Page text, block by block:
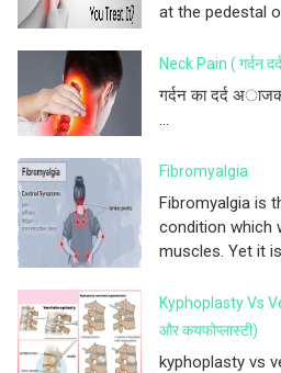
at the pedestal
Neck Pain ( गर्दन
गर्दन का दर्द
...
Fibromyalgia
Fibromyalgia is
condition which
muscles. Yet it
Kyphoplasty Vs
और कयफोप्लास्टी)
kyphoplasty vs